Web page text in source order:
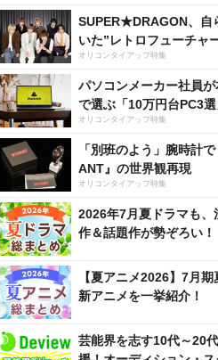
SUPER★DRAGON、自
いた”レトロフューチャ
オリコンタイアップ特集
パソコンメーカー社員が
で選ぶ「10万円台PC3選
オリコンタイアップ特集
「別班のよう」腕時計
ANT』の世界観再現
オリコンタイアップ特集
2026年7月夏ドラマも、
作＆話題作が勢ぞろい！
【夏アニメ2026】7月期
新アニメを一挙紹介！
芸能界を志す10代～20